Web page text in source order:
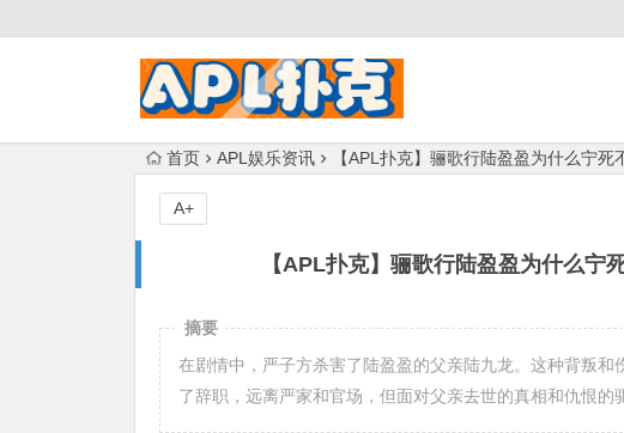
首页 APL娱乐资讯 【APL扑克】骊歌行陆盈盈为什么宁
【APL扑克】骊歌行陆盈盈为什么宁
A+
摘要
在剧情中，严子方杀害了陆盈盈的父亲陆九龙。这种背叛
了辞职，远离严家和官场，但面对父亲去世的真相和仇恨的